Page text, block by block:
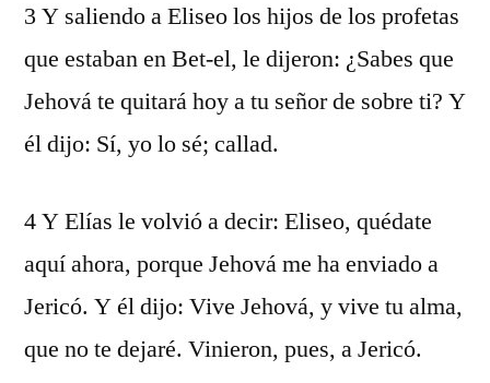
3 Y saliendo a Eliseo los hijos de los profetas
que estaban en Bet-el, le dijeron: ¿Sabes que
Jehová te quitará hoy a tu señor de sobre ti? Y
él dijo: Sí, yo lo sé; callad.
4 Y Elías le volvió a decir: Eliseo, quédate
aquí ahora, porque Jehová me ha enviado a
Jericó. Y él dijo: Vive Jehová, y vive tu alma,
que no te dejaré. Vinieron, pues, a Jericó.